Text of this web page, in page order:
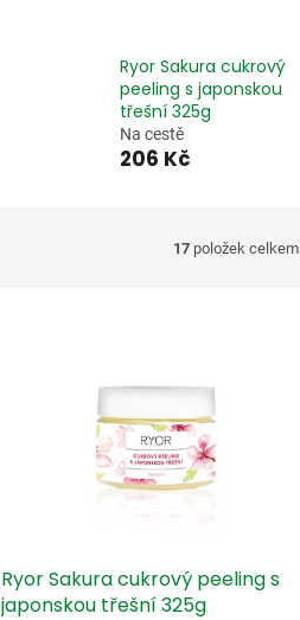
Ryor Sakura cukrový
peeling s japonskou
třešní 325g
Na cestě
206 Kč
17 položek celkem
Ryor Sakura cukrový peeling s
japonskou třešní 325g